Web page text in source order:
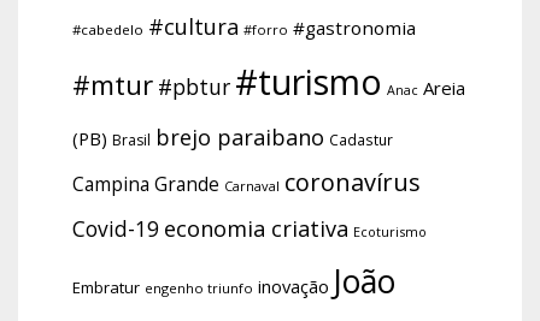
#cabedelo #cultura #forro #gastronomia
#mtur #pbtur #turismo Anac Areia
(PB) Brasil brejo paraibano Cadastur
Campina Grande Carnaval coronavírus
Covid-19 economia criativa Ecoturismo
Embratur engenho triunfo inovação João